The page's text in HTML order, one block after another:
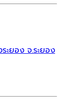
ะยอง จ.ระยอง